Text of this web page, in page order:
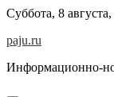
Skip
content
Суббота, 8
paju.ru
Информационно-